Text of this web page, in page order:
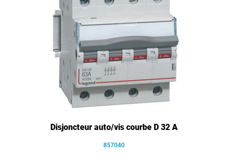
Disjoncteur auto/vis courbe D 32 A
857040